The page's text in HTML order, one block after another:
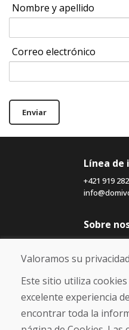
Nombre y apellido
Correo electrónico
Enviar
Línea de
+421 919
Sobre
Blog
Sobre
Comercio
Contacto
Compra
Tienda
Valoramos su
Este sitio utiliza
excelente experiencia
encontrar toda la